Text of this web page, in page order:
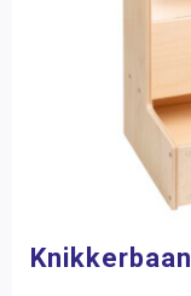
Knikkerbaan